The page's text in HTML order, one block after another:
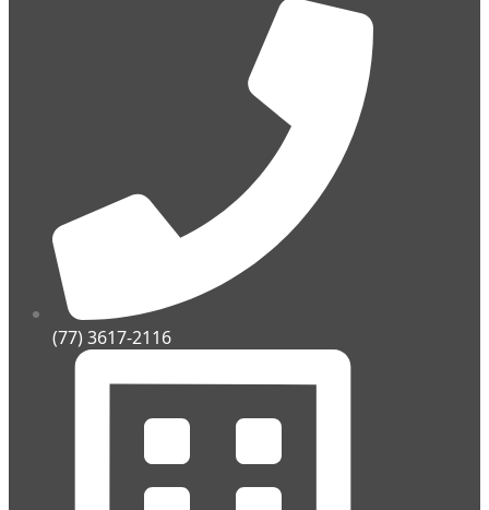
(77) 3617-2116